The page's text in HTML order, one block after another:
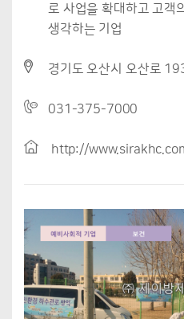
로 사업을 확대하고 고객
생각하는 기업
경기도 오산시 오산로
031-375-7000
http://